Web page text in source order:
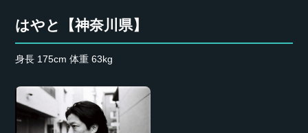
はやと【神奈川県】
身長 175cm 体重 63kg